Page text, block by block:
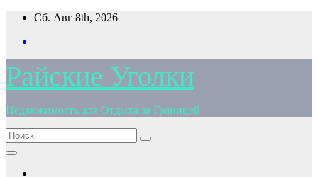
Перейти
содержимому
Сб. Авг 8th, 2026
Райские Уголки
Недвижимость для Отдыха за Границей